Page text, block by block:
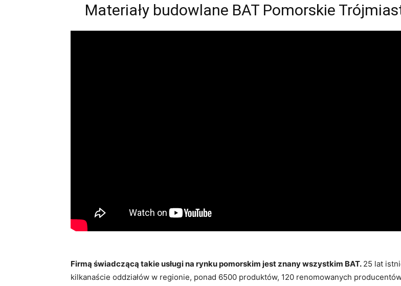
Materiały budowlane BAT Pomorskie
Firmą świadczącą takie usługi na rynku pomorskim jest znany wszystkim BAT. 25 lat
kilkanaście oddziałów w regionie, ponad 6500 produktów, 120 renomowanych